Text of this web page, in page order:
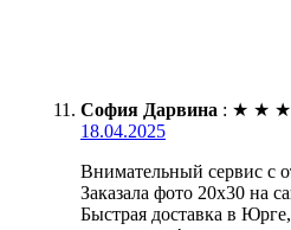
София Дарвина : ★ ★ ★
18.04.2025
Внимательный сервис с
Заказала фото 20х30 на
Быстрая доставка в